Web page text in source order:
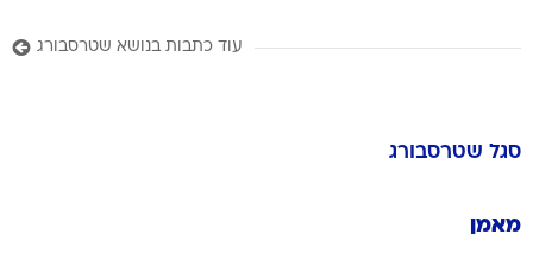
עוד כתבות בנושא שטרסבורג
סגל שטרסבורג
מאמן